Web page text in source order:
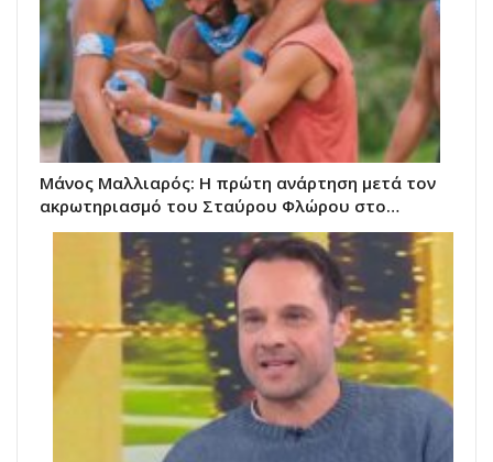
Μάνος Μαλλιαρός: Η πρώτη ανάρτηση μετά τον
ακρωτηριασμό του Σταύρου Φλώρου στο…